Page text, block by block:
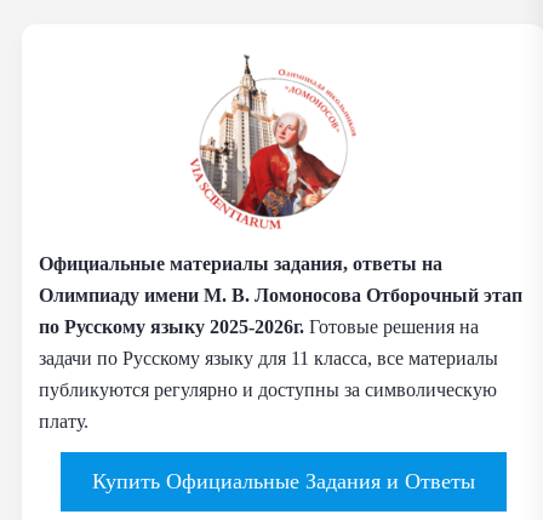
Официальные материалы задания, ответы на
Олимпиаду имени М. В. Ломоносова Отборочный этап
по Русскому языку 2025-2026г. Готовые решения на
задачи по Русскому языку для 11 класса, все материалы
публикуются регулярно и доступны за символическую
плату.
Купить Официальные Задания и Ответы